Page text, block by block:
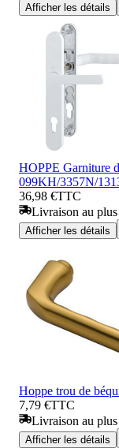
Afficher les détails
HOPPE Garniture
099KH/3357N/
36,98 €TTC
Livraison au
Afficher les détails
Hoppe trou de
7,79 €TTC
Livraison au
Afficher les détails